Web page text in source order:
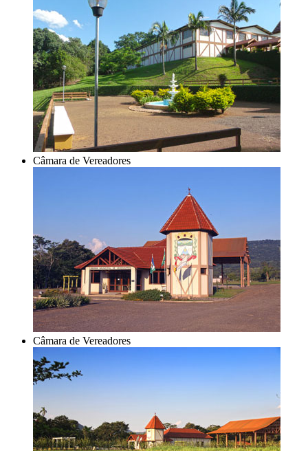
Câmara de Vereadores
Câmara de Vereadores